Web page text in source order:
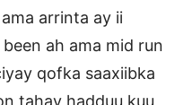
arrinta ay ii
ah ama mid run
qofka saaxiibka
tahay hadduu kuu